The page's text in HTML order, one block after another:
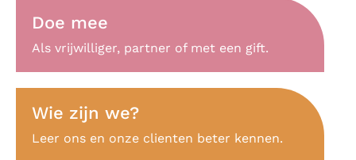
Doe mee
Als vrijwilliger, partner of met een gift.
Wie zijn we?
Leer ons en onze clienten beter kennen.